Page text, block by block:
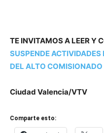
TE INVITAMOS A LEER Y
SUSPENDE ACTIVIDADES
DEL ALTO
Ciudad Valencia/VTV
Comparte esto: